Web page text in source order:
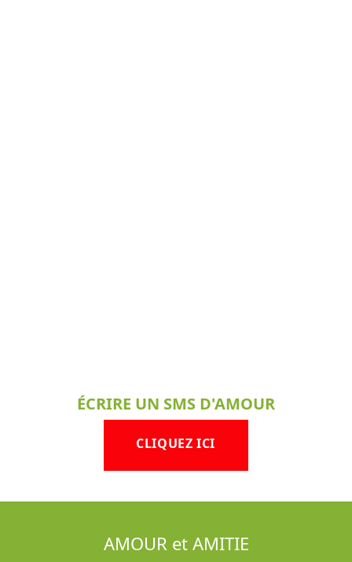
ÉCRIRE UN SMS D'AMOUR
CLIQUEZ ICI
AMOUR et AMITIE